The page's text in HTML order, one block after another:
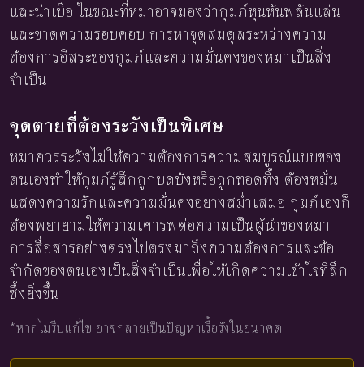
และน่าเบื่อ ในขณะที่หมาอาจมองว่ากุมภ์หุนหันพลันแล่น
และขาดความรอบคอบ การหาจุดสมดุลระหว่างความ
ต้องการอิสระของกุมภ์และความมั่นคงของหมาเป็นสิ่ง
จำเป็น
จุดตายที่ต้องระวังเป็นพิเศษ
หมาควรระวังไม่ให้ความต้องการความสมบูรณ์แบบของ
ตนเองทำให้กุมภ์รู้สึกถูกบดบังหรือถูกทอดทิ้ง ต้องหมั่น
แสดงความรักและความมั่นคงอย่างสม่ำเสมอ กุมภ์เองก็
ต้องพยายามให้ความเคารพต่อความเป็นผู้นำของหมา
การสื่อสารอย่างตรงไปตรงมาถึงความต้องการและข้อ
จำกัดของตนเองเป็นสิ่งจำเป็นเพื่อให้เกิดความเข้าใจที่ลึก
ซึ้งยิ่งขึ้น
*หากไม่รีบแก้ไข อาจกลายเป็นปัญหาเรื้อรังในอนาคต